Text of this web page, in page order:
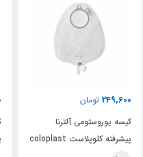
249,600 تومان
کیسه یوروستومی آلترنا
پیشرفته کلوپلاست coloplast